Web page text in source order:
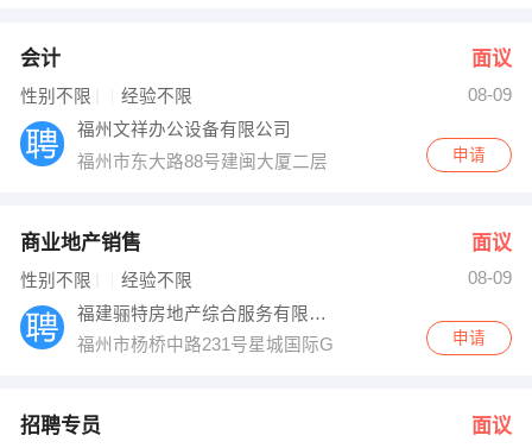
会计 面议
性别不限 经验不限
08-09
福州文祥办公设备有限公司
福州市东大路88号建闽大厦二层（非请勿访）
申请
商业地产销售 面议
性别不限 经验不限
08-09
福建骊特房地产综合服务有限责任公司
福州市杨桥中路231号星城国际G层
申请
招聘专员 面议